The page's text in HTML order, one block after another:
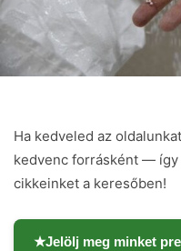
Ha kedveled az
kedvenc forrásként — így
cikkeinket a keresőben!
★Jelölj meg minket